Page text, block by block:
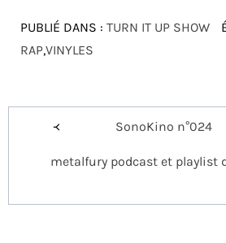
PUBLIÉ DANS : TURN IT UP SHOW
RAP,VINYLES
Navigation
l’article
SonoKino n°024
metalfury podcast et playlist